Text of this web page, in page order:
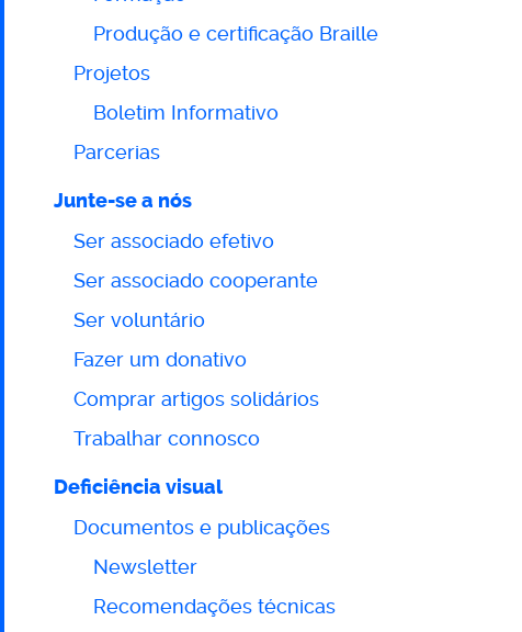
Produção e certificação Braille
Projetos
Boletim Informativo
Parcerias
Junte-se a nós
Ser associado efetivo
Ser associado cooperante
Ser voluntário
Fazer um donativo
Comprar artigos solidários
Trabalhar connosco
Deficiência visual
Documentos e publicações
Newsletter
Recomendações técnicas